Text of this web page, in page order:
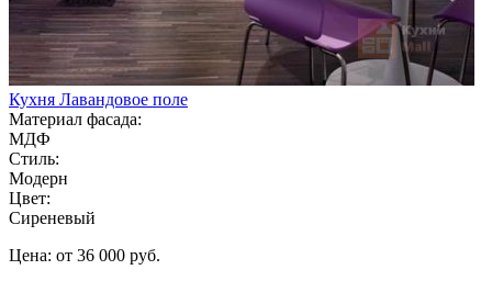
Кухня Лавандовое поле
Материал фасада:
МДФ
Стиль:
Модерн
Цвет:
Сиреневый
Цена: от 36 000 руб.